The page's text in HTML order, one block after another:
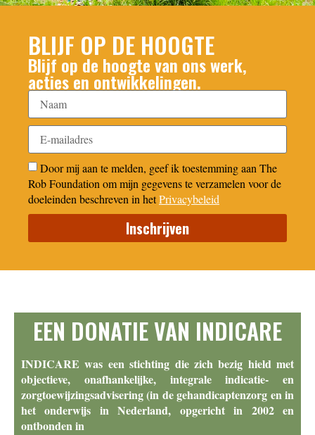
BLIJF OP DE HOOGTE
Blijf op de hoogte van ons werk,
acties en ontwikkelingen.
Door mij aan te melden, geef ik toestemming aan The
Rob Foundation om mijn gegevens te verzamelen voor de
doeleinden beschreven in hetPrivacybeleid
Inschrijven
EEN DONATIE VAN INDICARE
INDICARE was een stichting die zich bezig hield met
objectieve, onafhankelijke, integrale indicatie- en
zorgtoewijzingsadvisering (in de gehandicaptenzorg en in
het onderwijs in Nederland, opgericht in 2002 en
ontbonden in